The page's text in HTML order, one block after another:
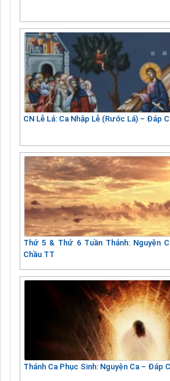
CN Lễ Lá: Ca Nhập Lễ (Rước Lá) – Đáp
Thứ 5 & Thứ 6 Tuần Thánh: Nguyện
Chầu TT
Thánh Ca Phục Sinh: Nguyện Ca – Đáp